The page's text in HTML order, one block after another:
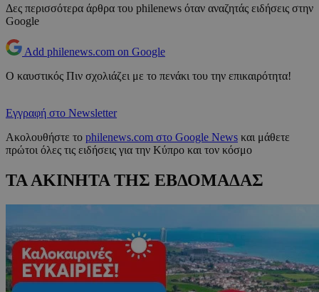
Δες περισσότερα άρθρα του philenews όταν αναζητάς ειδήσεις στην
Google
Add philenews.com on Google
Ο καυστικός Πιν σχολιάζει με το πενάκι του την επικαιρότητα!
Εγγραφή στο Newsletter
Ακολουθήστε το philenews.com στο Google News και μάθετε
πρώτοι όλες τις ειδήσεις για την Κύπρο και τον κόσμο
ΤΑ ΑΚΙΝΗΤΑ ΤΗΣ ΕΒΔΟΜΑΔΑΣ